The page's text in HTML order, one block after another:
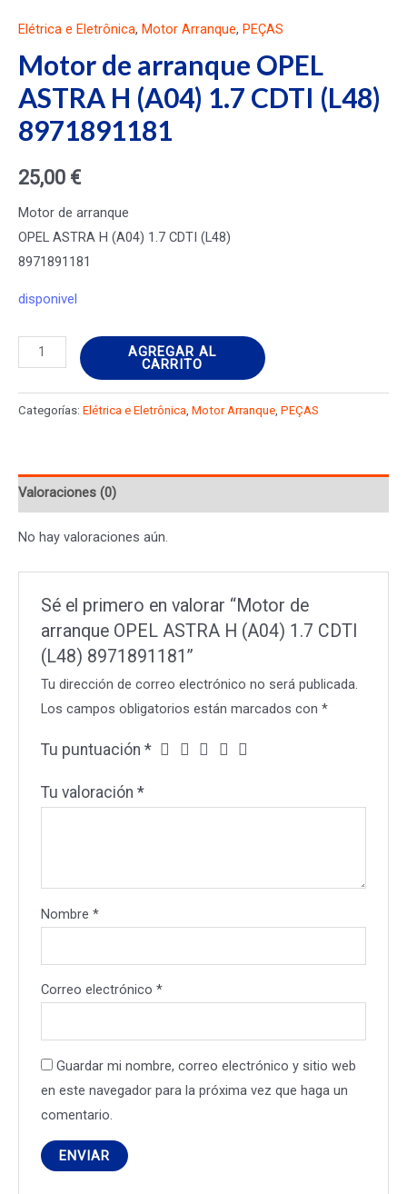
Elétrica e Eletrônica, Motor Arranque, PEÇAS
Motor de arranque OPEL
ASTRA H (A04) 1.7 CDTI (L48)
8971891181
25,00 €
Motor de arranque
OPEL ASTRA H (A04) 1.7 CDTI (L48)
8971891181
disponivel
Motor
de
arranque
OPEL
(A04)
CDTI
cantidad
AGREGAR AL
CARRITO
Categorías: Elétrica e Eletrônica Motor Arranque PEÇAS
Valoraciones (0)
No hay valoraciones aún.
Sé el primero en valorar “Motor de
arranque OPEL ASTRA H (A04) 1.7 CDTI
(L48) 8971891181”
Tu dirección de correo electrónico no será publicada.
Los campos obligatorios están marcados con*
Tu puntuación*
Tu valoración*
Nombre*
Correo electrónico*
Guardar mi nombre, correo electrónico y sitio web
en este navegador para la próxima vez que haga un
comentario.